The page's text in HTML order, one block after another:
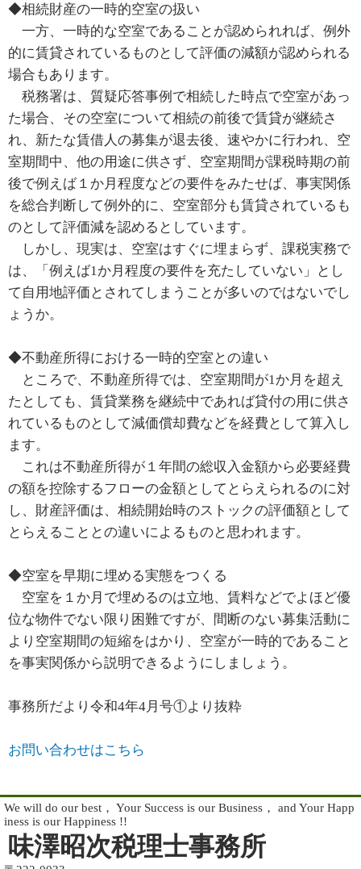
◆相続財産の一時的空室の扱い
一方、一時的な空室であることが認められれば、例外
的に賃貸されているものとして評価の減額が認められる
場合もあります。
税務署は、質疑応答事例で相続した時点で空室があっ
た場合、その空室について相続の前後で賃貸が継続さ
れ、新たな賃借人の募集が退去後、速やかに行われ、空
室期間中、他の用途に供さず、空室期間が課税時期の前
後で例えば１か月程度などの要件をみたせば、事実関係
を総合判断して例外的に、空室部分も賃貸されているも
のとして評価減を認めるとしています。
しかし、現実は、空室はすぐに埋まらず、課税実務で
は、「例えば1か月程度の要件を充たしていない」とし
て自用地評価とされてしまうことが多いのではないでし
ょうか。
◆不動産所得における一時的空室との違い
ところで、不動産所得では、空室期間が1か月を超え
たとしても、賃貸業務を継続中であれば貸付の用に供さ
れているものとして減価償却費などを経費として算入し
ます。
これは不動産所得が１年間の総収入金額から必要経費
の額を控除するフローの金額としてとらえられるのに対
し、財産評価は、相続開始時のストックの評価額として
とらえることとの違いによるものと思われます。
◆空室を早期に埋める実態をつくる
空室を１か月で埋めるのは立地、賃料などでよほど優
位な物件でない限り困難ですが、間断のない募集活動に
より空室期間の短縮をはかり、空室が一時的であること
を事実関係から説明できるようにしましょう。
事務所だより令和4年4月号①より抜粋
お問い合わせはこちら
We will do our best， Your Success is our Business， and Your Happ
iness is our Happiness !!
味澤昭次税理士事務所